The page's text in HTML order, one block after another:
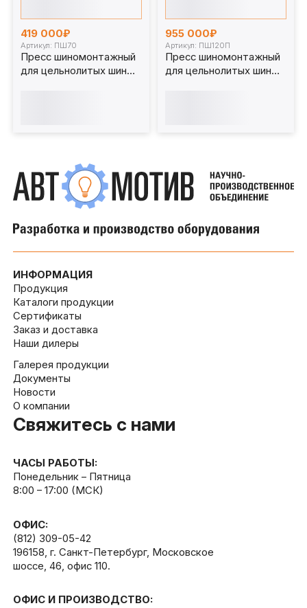
419 000₽
Артикул: ПШ70
Пресс шиномонтажный
для цельнолитых шин
955 000₽
Артикул: ПШ120П
Пресс шиномонтажный
для цельнолитых шин
ИНФОРМАЦИЯ
Продукция
Каталоги продукции
Сертификаты
Заказ и доставка
Наши дилеры
Галерея продукции
Документы
Новости
О компании
Свяжитесь с нами
ЧАСЫ РАБОТЫ:
Понедельник – Пятница
8:00 – 17:00 (МСК)
ОФИС:
(812) 309-05-42
196158, г. Санкт-Петербург, Московское
шоссе, 46, офис 110.
ОФИС И ПРОИЗВОДСТВО: